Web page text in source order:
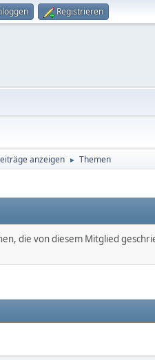
Registrieren
anzeigen ► Themen
die von diesem Mitglied